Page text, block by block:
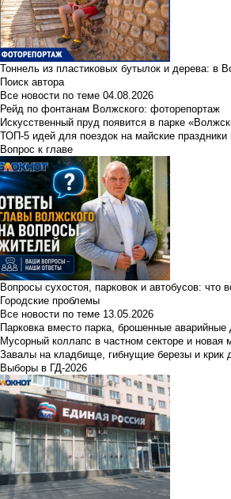
Тоннель из пластиковых бутылок и дерева: в
Поиск автора
Все новости по теме 04.08.2026
Рейд по фонтанам Волжского: фоторепортаж
Искусственный пруд появится в парке
ТОП-5 идей для поездок на майские
Вопрос к главе
Вопросы сухостоя, парковок и автобусов: что
Городские проблемы
Все новости по теме 13.05.2026
Парковка вместо парка, брошенные
Мусорный коллапс в частном секторе и
Завалы на кладбище, гибнущие березы и крик
Выборы в ГД-2026